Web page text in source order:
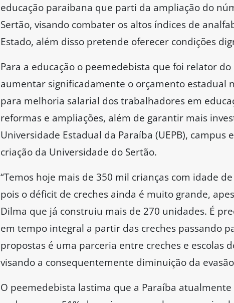
educação paraibana que parti da ampliação do
Sertão, visando combater os altos índices de
Estado, além disso pretende oferecer condições
Para a educação o peemedebista que foi relator
aumentar significadamente o orçamento estadual
para melhoria salarial dos trabalhadores em
reformas e ampliações, além de garantir mais
Universidade Estadual da Paraíba (UEPB),
criação da Universidade do Sertão.
“Temos hoje mais de 350 mil crianças com idade
pois o déficit de creches ainda é muito grande,
Dilma que já construiu mais de 270 unidades. É
em tempo integral a partir das creches passando
propostas é uma parceria entre creches e escolas
visando a consequentemente diminuição da
O peemedebista lastima que a Paraíba